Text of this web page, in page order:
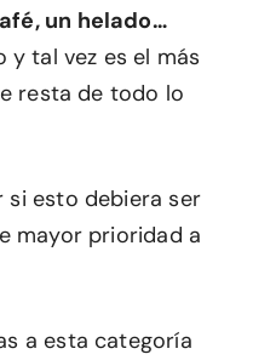
un helado…
y tal vez es el más
resta de todo lo
si esto debiera ser
mayor prioridad a
a esta categoría